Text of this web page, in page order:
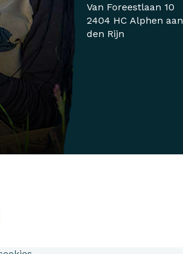
Van Foreestlaan 10
2404 HC Alphen aan
den Rijn